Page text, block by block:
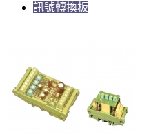
訊號轉換板